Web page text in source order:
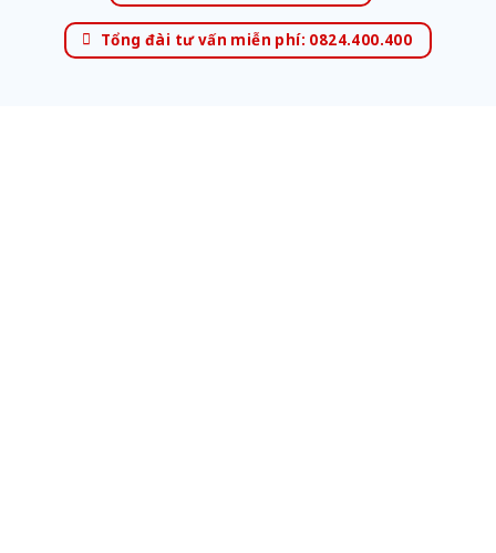
Tổng đài tư vấn miễn phí: 0824.400.400